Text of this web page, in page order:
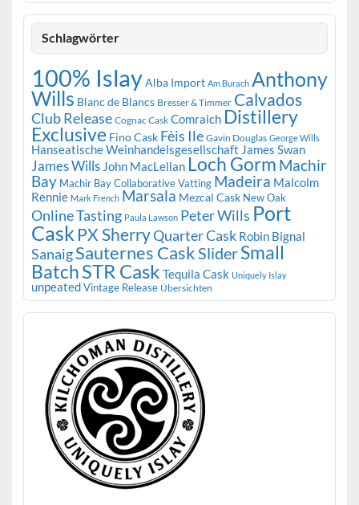
Schlagwörter
100% IslayAlba Import Am Burach Anthony
Wills Blanc de Blancs Bresser & Timmer Calvados
Club Release Cognac Cask Comraich Distillery
Exclusive Fino Cask Fèis Ile Gavin Douglas George Wills
Hanseatische Weinhandelsgesellschaft James Swan
James Wills John MacLellan Loch Gorm Machir
Bay Machir Bay Collaborative Vatting Madeira Malcolm
Rennie Mark French Marsala Mezcal Cask New Oak
Online Tasting Paula Lawson Peter Wills Port
Cask PX SherryQuarter Cask Robin Bignal
SanaigSauternes CaskSliderSmall
BatchSTR Cask Tequila Cask Uniquely Islay
unpeatedVintage Release Übersichten